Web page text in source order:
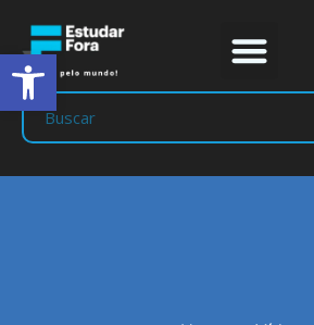
Abrir a barra de ferramentas